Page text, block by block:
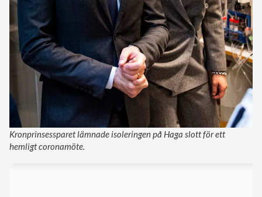
Kronprinsessparet lämnade isoleringen på Haga slott för ett
hemligt coronamöte.